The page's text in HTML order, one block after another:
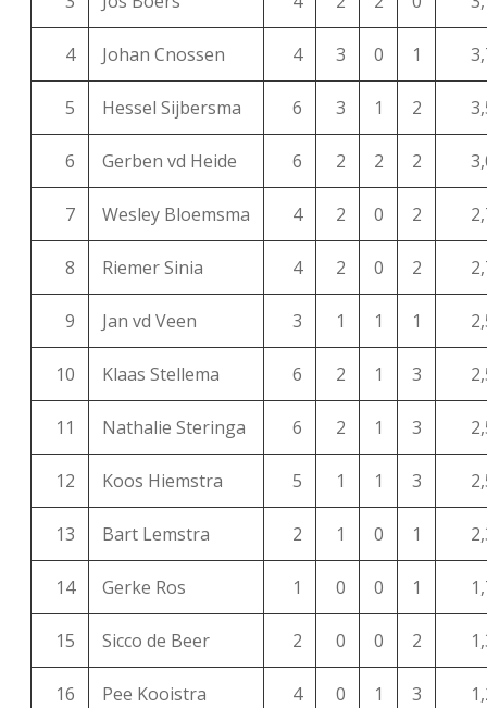
4 Johan Cnossen 4 3 0 1
5 Hessel Sijbersma 6 3 1 2
6 Gerben vd Heide 6 2 2 2
7 Wesley Bloemsma 4 2 0 2
8 Riemer Sinia 4 2 0 2
9 Jan vd Veen 3 1 1 1
10 Klaas Stellema 6 2 1 3
11 Nathalie Steringa 6 2 1 3
12 Koos Hiemstra 5 1 1 3
13 Bart Lemstra 2 1 0 1
14 Gerke Ros 1 0 0 1
15 Sicco de Beer 2 0 0 2
16 Pee Kooistra 4 0 1 3